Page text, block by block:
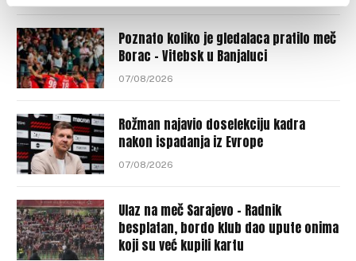
Poznato koliko je gledalaca pratilo meč
Borac – Vitebsk u Banjaluci
07/08/2026
Rožman najavio doselekciju kadra
nakon ispadanja iz Evrope
07/08/2026
Ulaz na meč Sarajevo – Radnik
besplatan, bordo klub dao upute onima
koji su već kupili kartu